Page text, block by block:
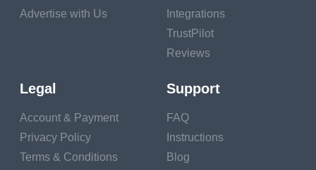
เลือกหมวดหมู่เนื้อหาและสร้าง!
สร้างรหัส QR
Advertise with Us
Integrations
TrustPilot
Reviews
Legal
Account & Payment
Privacy Policy
Terms & Conditions
Support
FAQ
Instructions
Blog